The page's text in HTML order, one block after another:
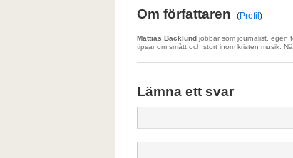
Om författaren (Profil)
Mattias Backlund jobbar som journalist, egen
tipsar om smått och stort inom kristen musik.
Lämna ett svar